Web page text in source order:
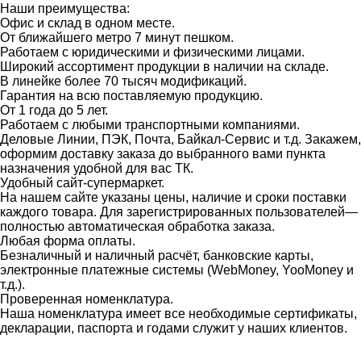
Наши преимущества:
Офис и склад в одном месте.
От ближайшего метро 7 минут пешком.
Работаем с юридическими и физическими лицами.
Широкий ассортимент продукции в наличии на складе.
В линейке более 70 тысяч модификаций.
Гарантия на всю поставляемую продукцию.
От 1 года до 5 лет.
Работаем с любыми транспортными компаниями.
Деловые Линии, ПЭК, Почта, Байкал-Сервис и т.д. Закажем,
оформим доставку заказа до выбранного вами пункта
назначения удобной для вас ТК.
Удобный сайт-супермаркет.
На нашем сайте указаны цены, наличие и сроки поставки
каждого товара. Для зарегистрированных пользователей—
полностью автоматическая обработка заказа.
Любая форма оплаты.
Безналичный и наличный расчёт, банковские карты,
электронные платежные системы (WebMoney, YooMoney и
т.д.).
Проверенная номенклатура.
Наша номенклатура имеет все необходимые сертификаты,
декларации, паспорта и годами служит у наших клиентов.